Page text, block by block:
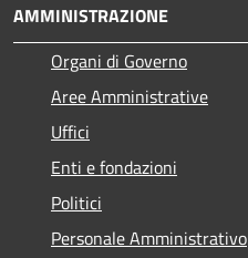
AMMINISTRAZIONE
Organi di Governo
Aree Amministrative
Uffici
Enti e fondazioni
Politici
Personale Amministrativo